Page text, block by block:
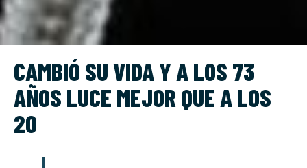
CAMBIÓ SU VIDA Y A LOS 73
AÑOS LUCE MEJOR QUE A LOS
20